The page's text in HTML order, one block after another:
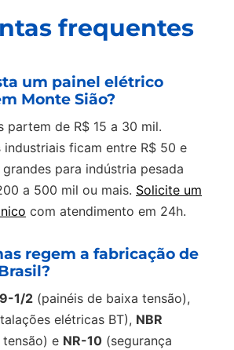
frequentes
um painel elétrico
Monte Sião?
partem de R$ 15 a 30 mil.
industriais ficam entre R$ 50 e
grandes para indústria pesada
a 500 mil ou mais. Solicite um
com atendimento em 24h.
regem a fabricação de
1/2 (painéis de baixa tensão),
elétricas BT), NBR
tensão) e NR-10 (segurança